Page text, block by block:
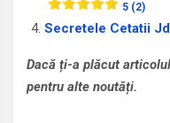
5 (2)
Secretele Cetatii
Dacă ți-a plăcut
pentru alte noutăți.